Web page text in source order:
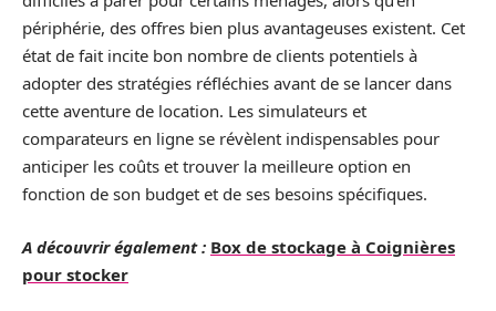
périphérie, des offres bien plus avantageuses existent. Cet
état de fait incite bon nombre de clients potentiels à
adopter des stratégies réfléchies avant de se lancer dans
cette aventure de location. Les simulateurs et
comparateurs en ligne se révèlent indispensables pour
anticiper les coûts et trouver la meilleure option en
fonction de son budget et de ses besoins spécifiques.
A découvrir également : Box de stockage à Coignières
pour stocker